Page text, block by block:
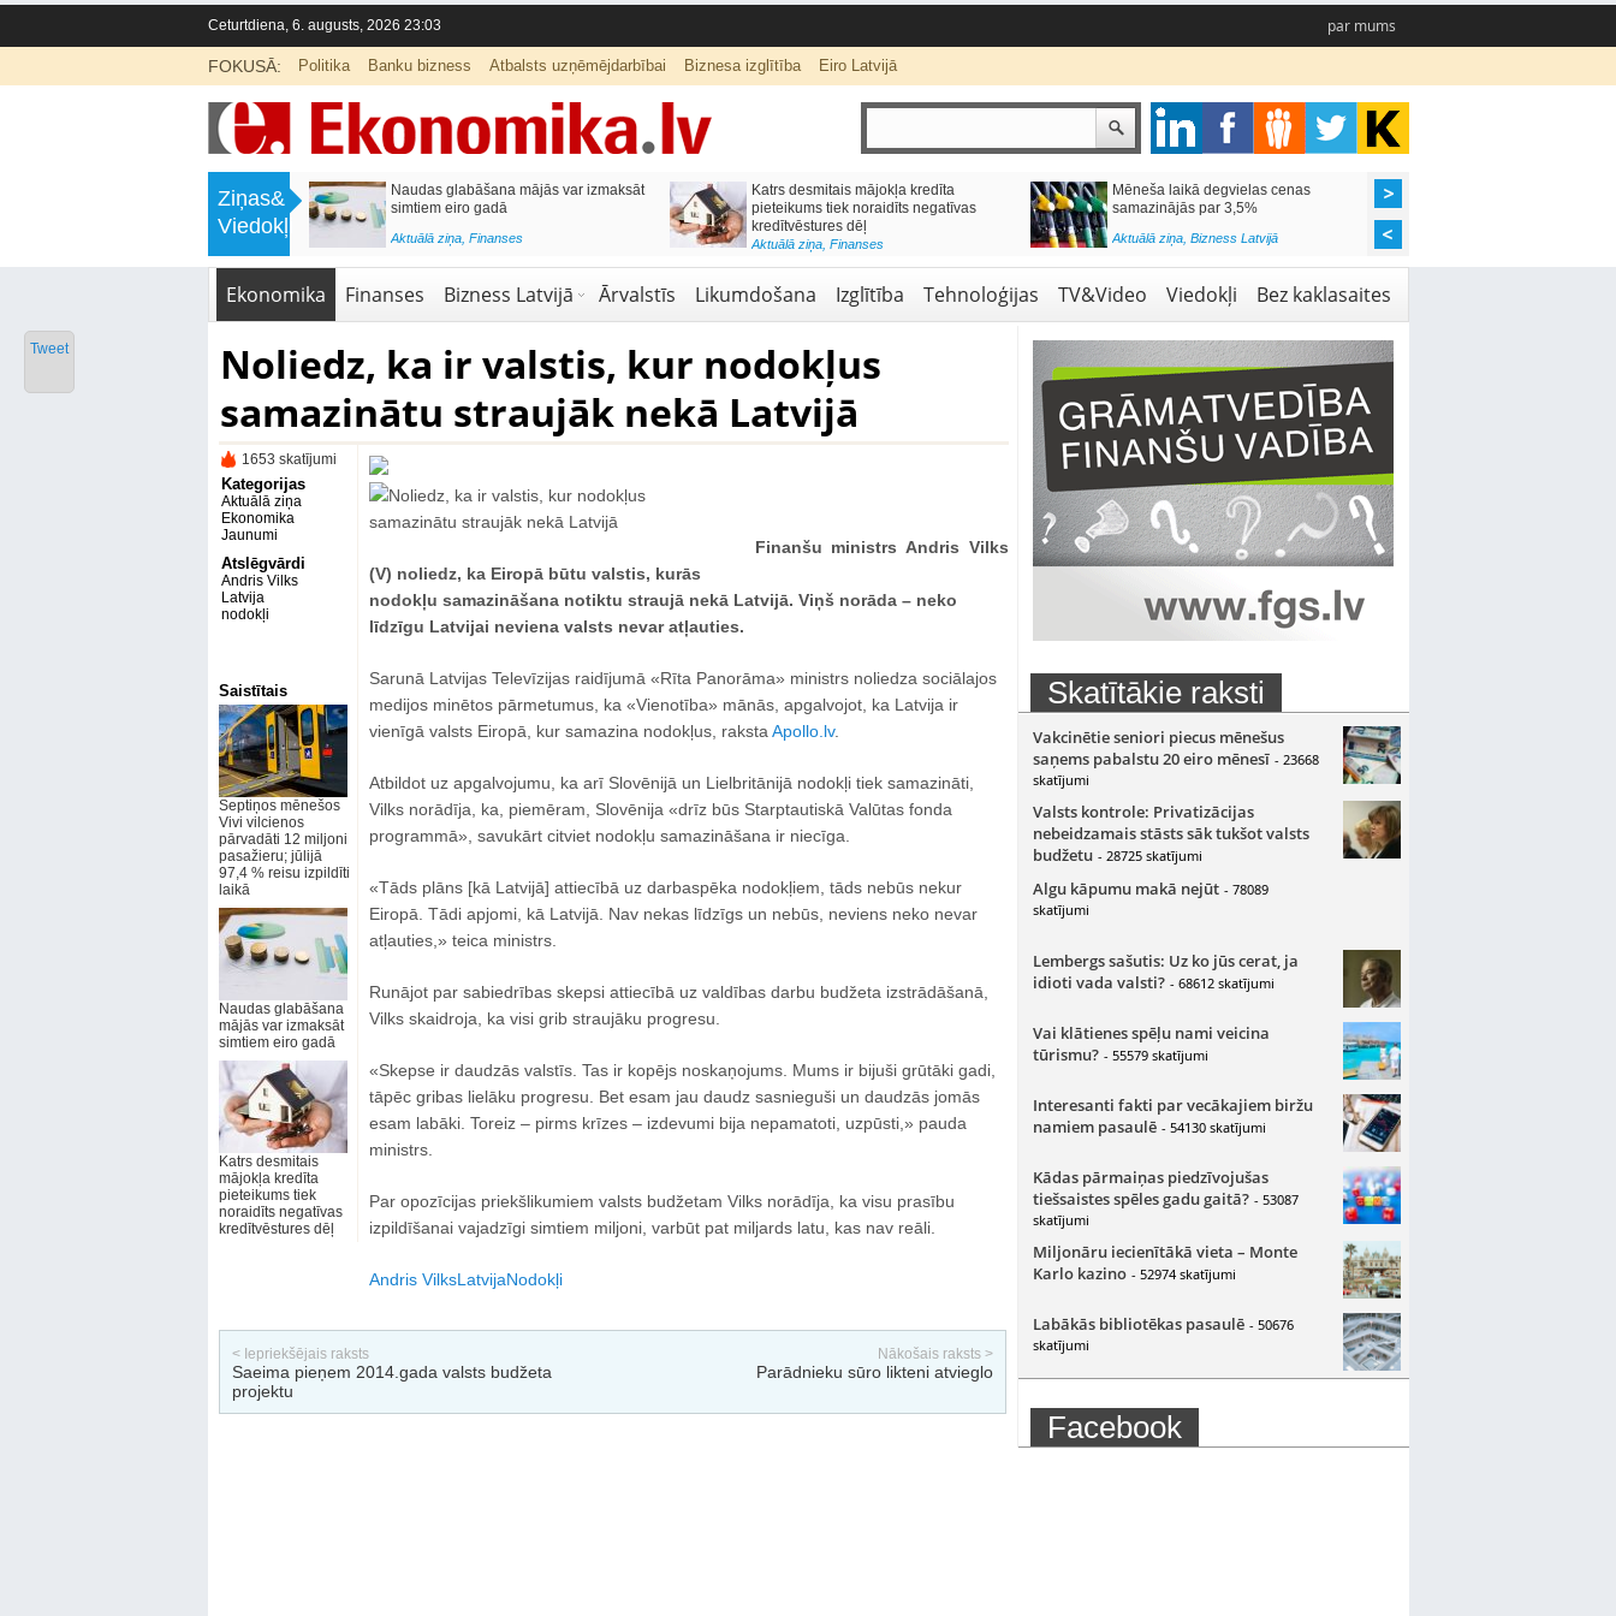
Ceturtdiena, 6. augusts, 2026 23:03 par mums
FOKUSĀ: Politika Banku bizness Atbalsts uzņēmējdarbībai Biznesa izglītība Eiro Latvijā
Ziņas&
Viedokļi
Septiņos mēnešos Vivi vilcienos
pārvadāti 12 miljoni pasažieru; jūlijā
Naudas glabāšana mājās var izmaksāt
simtiem eiro gadā
Aktuālā ziņa, Finanses
Katrs desmitais mājokļa kredīta
pieteikums tiek noraidīts negatīvas
kredītvēstures dēļ
Aktuālā ziņa, Finanses
Mēneša laikā degvielas cenas
samazinājās par 3,5%
Aktuālā ziņa, Bizness Latvijā
Ekonomika Finanses Bizness Latvijā Ārvalstīs Likumdošana Izglītība Tehnoloģijas TV&Video Viedokļi Bez kaklasaites
Noliedz, ka ir valstis, kur nodokļus
samazinātu straujāk nekā Latvijā
1653 skatījumi
Kategorijas
Aktuālā ziņa
Ekonomika
Jaunumi
Atslēgvārdi
Andris Vilks
Latvija
nodokļi
Saistītais
Septiņos mēnešos
Vivi vilcienos
pārvadāti 12 miljoni
pasažieru; jūlijā
97,4 % reisu izpildīti
laikā
Naudas glabāšana
mājās var izmaksāt
simtiem eiro gadā
Katrs desmitais
mājokļa kredīta
pieteikums tiek
noraidīts negatīvas
kredītvēstures dēļ
Finanšu ministrs Andris Vilks
(V) noliedz, ka Eiropā būtu valstis, kurās
nodokļu samazināšana notiktu straujā nekā Latvijā. Viņš norāda – neko
līdzīgu Latvijai neviena valsts nevar atļauties.
Sarunā Latvijas Televīzijas raidījumā «Rīta Panorāma» ministrs noliedza sociālajos
medijos minētos pārmetumus, ka «Vienotība» mānās, apgalvojot, ka Latvija ir
vienīgā valsts Eiropā, kur samazina nodokļus, raksta Apollo.lv.
Atbildot uz apgalvojumu, ka arī Slovēnijā un Lielbritānijā nodokļi tiek samazināti,
Vilks norādīja, ka, piemēram, Slovēnija «drīz būs Starptautiskā Valūtas fonda
programmā», savukārt citviet nodokļu samazināšana ir niecīga.
«Tāds plāns [kā Latvijā] attiecībā uz darbaspēka nodokļiem, tāds nebūs nekur
Eiropā. Tādi apjomi, kā Latvijā. Nav nekas līdzīgs un nebūs, neviens neko nevar
atļauties,» teica ministrs.
Runājot par sabiedrības skepsi attiecībā uz valdības darbu budžeta izstrādāšanā,
Vilks skaidroja, ka visi grib straujāku progresu.
«Skepse ir daudzās valstīs. Tas ir kopējs noskaņojums. Mums ir bijuši grūtāki gadi,
tāpēc gribas lielāku progresu. Bet esam jau daudz sasnieguši un daudzās jomās
esam labāki. Toreiz – pirms krīzes – izdevumi bija nepamatoti, uzpūsti,» pauda
ministrs.
Par opozīcijas priekšlikumiem valsts budžetam Vilks norādīja, ka visu prasību
izpildīšanai vajadzīgi simtiem miljoni, varbūt pat miljards latu, kas nav reāli.
Andris VilksLatvijaNodokļi
< Iepriekšējais raksts
Saeima pieņem 2014.gada valsts budžeta
projektu
Nākošais raksts >
Parādnieku sūro likteni atvieglo
Skatītākie raksti
Vakcinētie seniori piecus mēnešus
saņems pabalstu 20 eiro mēnesī - 23668
skatījumi
Valsts kontrole: Privatizācijas
nebeidzamais stāsts sāk tukšot valsts
budžetu - 28725 skatījumi
Algu kāpumu makā nejūt - 78089
skatījumi
Lembergs sašutis: Uz ko jūs cerat, ja
idioti vada valsti? - 68612 skatījumi
Vai klātienes spēļu nami veicina
tūrismu? - 55579 skatījumi
Interesanti fakti par vecākajiem biržu
namiem pasaulē - 54130 skatījumi
Kādas pārmaiņas piedzīvojušas
tiešsaistes spēles gadu gaitā? - 53087
skatījumi
Miljonāru iecienītākā vieta – Monte
Karlo kazino - 52974 skatījumi
Labākās bibliotēkas pasaulē - 50676
skatījumi
Facebook
Tweet